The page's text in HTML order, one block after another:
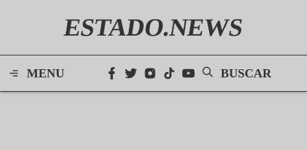
ESTADO.NEWS
MENU BUSCAR